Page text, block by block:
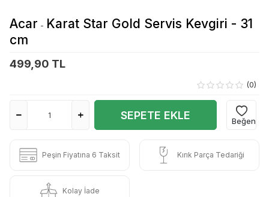
Acar - Karat Star Gold Servis Kevgiri - 31
cm
499,90 TL
(0)
SEPETE EKLE Beğen
Peşin Fiyatına 6 Taksit Kırık Parça Tedariği
Kolay İade